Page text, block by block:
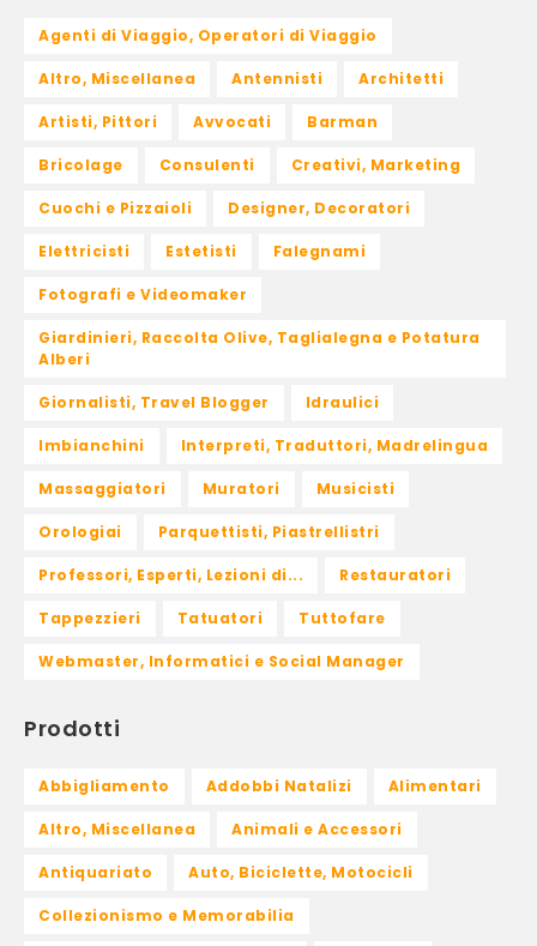
Agenti di Viaggio, Operatori di Viaggio
Altro, Miscellanea Antennisti Architetti
Artisti, Pittori Avvocati Barman
Bricolage Consulenti Creativi, Marketing
Cuochi e Pizzaioli Designer, Decoratori
Elettricisti Estetisti Falegnami
Fotografi e Videomaker
Giardinieri, Raccolta Olive, Taglialegna e Potatura
Alberi
Giornalisti, Travel Blogger Idraulici
Imbianchini Interpreti, Traduttori, Madrelingua
Massaggiatori Muratori Musicisti
Orologiai Parquettisti, Piastrellistri
Professori, Esperti, Lezioni di... Restauratori
Tappezzieri Tatuatori Tuttofare
Webmaster, Informatici e Social Manager
Prodotti
Abbigliamento Addobbi Natalizi Alimentari
Altro, Miscellanea Animali e Accessori
Antiquariato Auto, Biciclette, Motocicli
Collezionismo e Memorabilia